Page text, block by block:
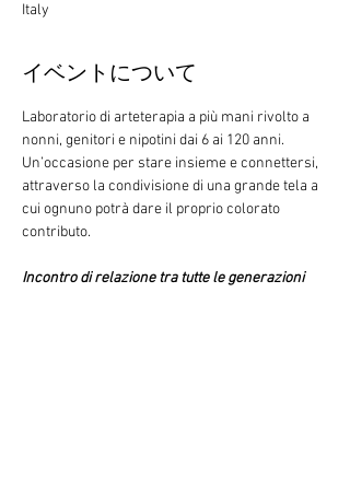
Italy
イベントについて
Laboratorio di arteterapia a più mani rivolto a
nonni, genitori e nipotini dai 6 ai 120 anni.
Un’occasione per stare insieme e connettersi,
attraverso la condivisione di una grande tela a
cui ognuno potrà dare il proprio colorato
contributo.
Incontro di relazione tra tutte le generazioni